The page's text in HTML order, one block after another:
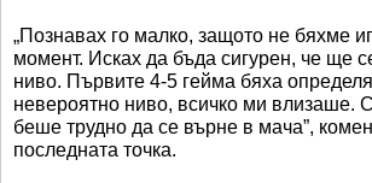
„Познавах го малко, защото не бяхме
момент. Исках да бъда сигурен, че ще
ниво. Първите 4-5 гейма бяха
невероятно ниво, всичко ми влизаше.
беше трудно да се върне в мача”,
последната точка.